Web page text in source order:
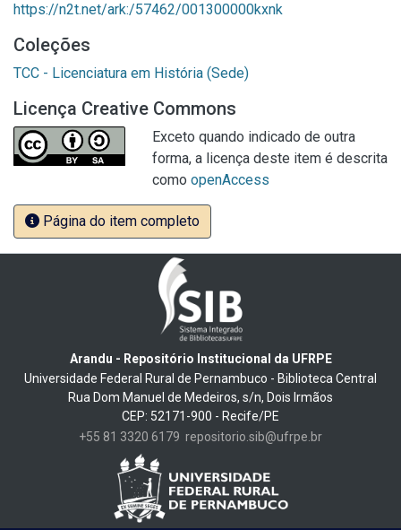
https://n2t.net/ark:/57462/001300000kxnk
Coleções
TCC - Licenciatura em História (Sede)
Licença Creative Commons
Exceto quando indicado de outra
forma, a licença deste item é descrita
como openAccess
Página do item completo
Arandu - Repositório Institucional da UFRPE
Universidade Federal Rural de Pernambuco - Biblioteca Central
Rua Dom Manuel de Medeiros, s/n, Dois Irmãos
CEP: 52171-900 - Recife/PE
+55 81 3320 6179 repositorio.sib@ufrpe.br